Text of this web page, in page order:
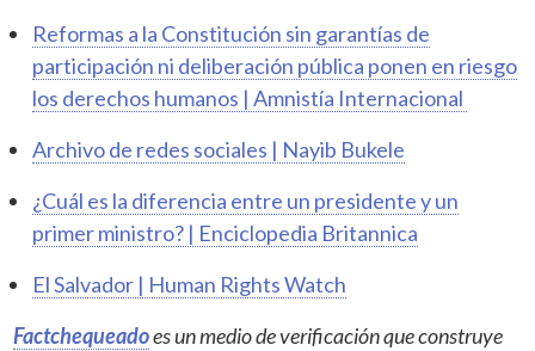
Reformas a la Constitución sin garantías de
participación ni deliberación pública ponen en riesgo
los derechos humanos | Amnistía Internacional
Archivo de redes sociales | Nayib Bukele
¿Cuál es la diferencia entre un presidente y un
primer ministro? | Enciclopedia Britannica
El Salvador | Human Rights Watch
Factchequeadoes un medio de verificación que construye